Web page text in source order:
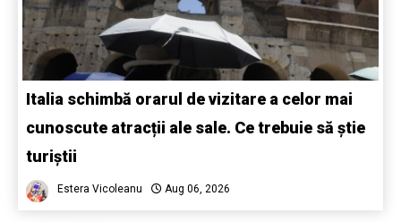
Italia schimbă orarul de vizitare a celor mai
cunoscute atracții ale sale. Ce trebuie să știe
turiștii
Estera Vicoleanu Aug 06, 2026